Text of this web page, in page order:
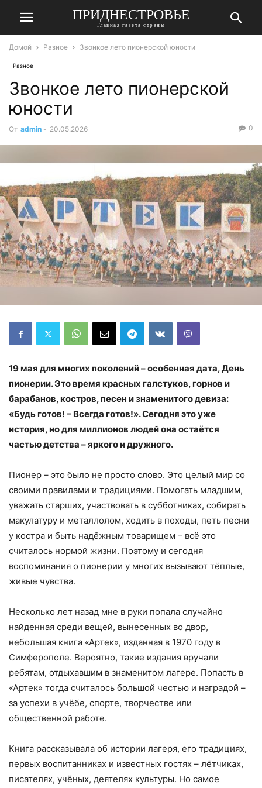
ПРИДНЕСТРОВЬЕ
Главная газета страны
Домой Разное Звонкое лето пионерской юности
Разное
Звонкое лето пионерской
юности
От admin - 20.05.2026 0
19 мая для многих поколений – особенная дата, День
пионерии. Это время красных галстуков, горнов и
барабанов, костров, песен и знаменитого девиза:
«Будь готов! – Всегда готов!». Сегодня это уже
история, но для миллионов людей она остаётся
частью детства – яркого и дружного.
Пионер – это было не просто слово. Это целый мир со
своими правилами и традициями. Помогать младшим,
уважать старших, участвовать в субботниках, собирать
макулатуру и металлолом, ходить в походы, петь песни
у костра и быть надёжным товарищем – всё это
считалось нормой жизни. Поэтому и сегодня
воспоминания о пионерии у многих вызывают тёплые,
живые чувства.
Несколько лет назад мне в руки попала случайно
найденная среди вещей, вынесенных во двор,
небольшая книга «Артек», изданная в 1970 году в
Симферополе. Вероятно, такие издания вручали
ребятам, отдыхавшим в знаменитом лагере. Попасть в
«Артек» тогда считалось большой честью и наградой –
за успехи в учёбе, спорте, творчестве или
общественной работе.
Книга рассказывала об истории лагеря, его традициях,
первых воспитанниках и известных гостях – лётчиках,
писателях, учёных, деятелях культуры. Но самое